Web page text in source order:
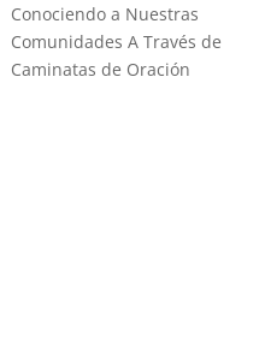
Conociendo a Nuestras
Comunidades A Través de
Caminatas de Oración